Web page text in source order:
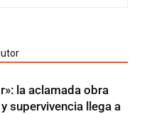
la aclamada obra
supervivencia llega a